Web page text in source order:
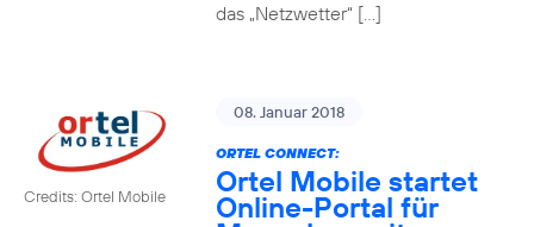
das „Netzwetter“ […]
Credits: Ortel Mobile
08. Januar 2018
ORTEL CONNECT:
Ortel Mobile startet
Online-Portal für